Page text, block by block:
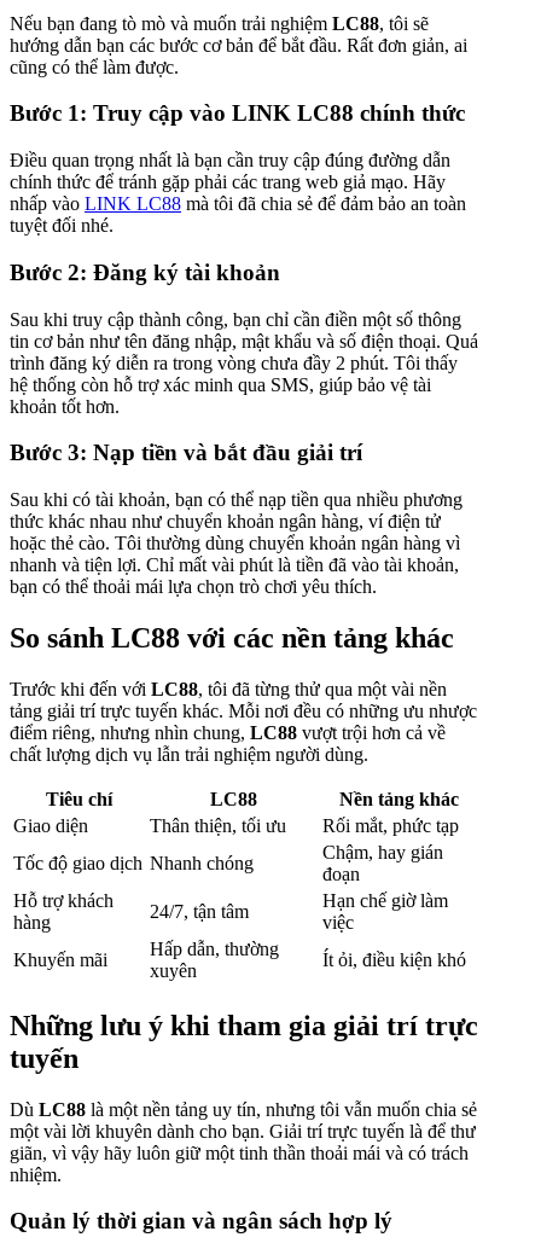
Nếu bạn đang tò mò và muốn trải nghiệm LC88, tôi sẽ
hướng dẫn bạn các bước cơ bản để bắt đầu. Rất đơn giản, ai
cũng có thể làm được.
Bước 1: Truy cập vào LINK LC88 chính thức
Điều quan trọng nhất là bạn cần truy cập đúng đường dẫn
chính thức để tránh gặp phải các trang web giả mạo. Hãy
nhấp vào LINK LC88 mà tôi đã chia sẻ để đảm bảo an toàn
tuyệt đối nhé.
Bước 2: Đăng ký tài khoản
Sau khi truy cập thành công, bạn chỉ cần điền một số thông
tin cơ bản như tên đăng nhập, mật khẩu và số điện thoại. Quá
trình đăng ký diễn ra trong vòng chưa đầy 2 phút. Tôi thấy
hệ thống còn hỗ trợ xác minh qua SMS, giúp bảo vệ tài
khoản tốt hơn.
Bước 3: Nạp tiền và bắt đầu giải trí
Sau khi có tài khoản, bạn có thể nạp tiền qua nhiều phương
thức khác nhau như chuyển khoản ngân hàng, ví điện tử
hoặc thẻ cào. Tôi thường dùng chuyển khoản ngân hàng vì
nhanh và tiện lợi. Chỉ mất vài phút là tiền đã vào tài khoản,
bạn có thể thoải mái lựa chọn trò chơi yêu thích.
So sánh LC88 với các nền tảng khác
Trước khi đến với LC88, tôi đã từng thử qua một vài nền
tảng giải trí trực tuyến khác. Mỗi nơi đều có những ưu nhược
điểm riêng, nhưng nhìn chung, LC88 vượt trội hơn cả về
chất lượng dịch vụ lẫn trải nghiệm người dùng.
Tiêu chí LC88
Nền tảng khác
Giao diện
Thân thiện, tối ưu
Rối mắt, phức tạp
Tốc độ giao dịch Nhanh chóng
Chậm, hay gián
đoạn
Hỗ trợ khách
hàng
24/7, tận tâm
Hạn chế giờ làm
việc
Khuyến mãi
Hấp dẫn, thường
xuyên
Ít ỏi, điều kiện khó
Những lưu ý khi tham gia giải trí trực
tuyến
Dù LC88 là một nền tảng uy tín, nhưng tôi vẫn muốn chia sẻ
một vài lời khuyên dành cho bạn. Giải trí trực tuyến là để thư
giãn, vì vậy hãy luôn giữ một tinh thần thoải mái và có trách
nhiệm.
Quản lý thời gian và ngân sách hợp lý